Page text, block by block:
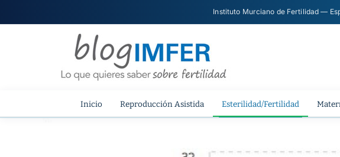
Instituto Murciano de Fertilidad —
Inicio Reproducción Asistida Esterilidad/Fertilidad